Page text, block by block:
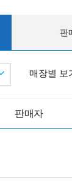
판
매장별 보
판매자